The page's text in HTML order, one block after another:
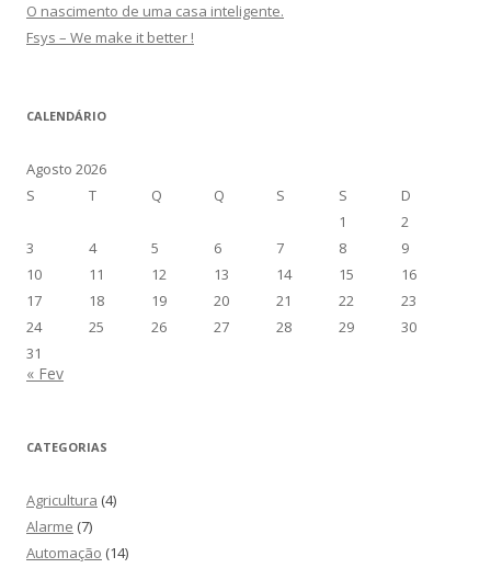
O nascimento de uma casa inteligente.
Fsys – We make it better !
CALENDÁRIO
Agosto 2026
S
T Q Q S S
D
1
2
3
4 5 6 7 8
9
10
11 12 13 14 15
16
17
18 19 20 21 22
23
24
25 26 27 28 29
30
31
« Fev
CATEGORIAS
Agricultura (4)
Alarme (7)
Automação (14)